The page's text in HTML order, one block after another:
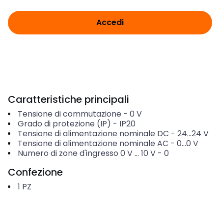
Accedi
Caratteristiche principali
Tensione di commutazione - 0 V
Grado di protezione (IP) - IP20
Tensione di alimentazione nominale DC - 24...24 V
Tensione di alimentazione nominale AC - 0...0 V
Numero di zone d'ingresso 0 V ... 10 V- 0
Confezione
1 PZ